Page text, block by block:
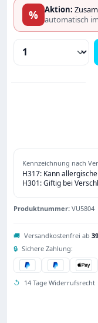
% Aktion:
automatisch
Produkt
Kennzeichnung nach
H317: Kann
H301: Giftig bei
Produktnummer: VU5804
🚚 Versandkostenfrei ab
🔒 Sichere Zahlung:
↺ 14 Tage Widerrufsrecht